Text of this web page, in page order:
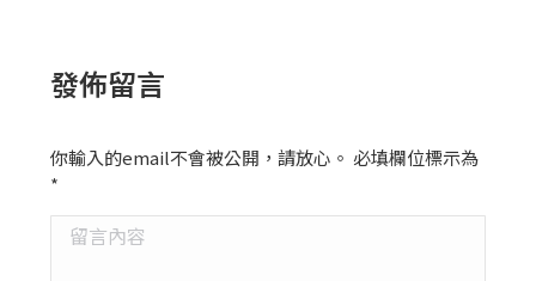
發佈留言
你輸入的email不會被公開，請放心。 必填欄位標示為
*
留言內容